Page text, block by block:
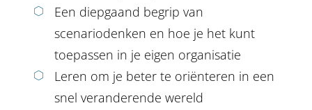
Een diepgaand begrip van
scenariodenken en hoe je het kunt
toepassen in je eigen organisatie
Leren om je beter te oriënteren in een
snel veranderende wereld